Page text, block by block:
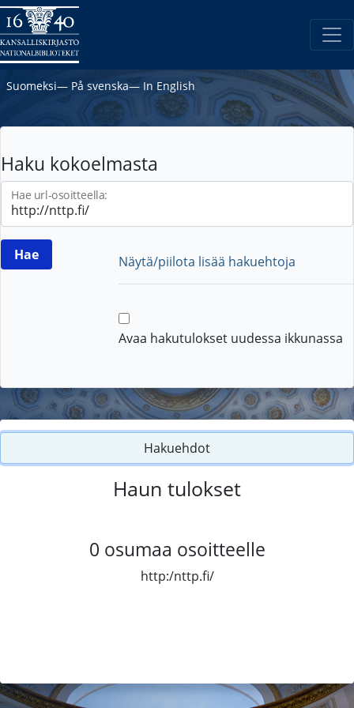
Suomeksi― På svenska― In English
Haku kokoelmasta
Hae url-osoitteella:
Näytä/piilota lisää hakuehtoja
Avaa hakutulokset uudessa ikkunassa
Hakuehdot
Haun tulokset
0 osumaa osoitteelle
http:/nttp.fi/